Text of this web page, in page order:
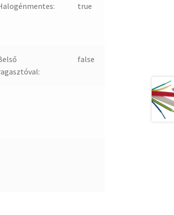
true
false